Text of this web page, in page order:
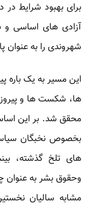
برای بهبود شرایط
آزادی های اساسی و
شهروندی را به عنوان
این مسیر به یک باره
ها، شکست ها و
محقق شد. بر این
بخصوص نخبگان
های تلخ گذشته،
وحقوق بشر به عنوان
مشابه سالیان